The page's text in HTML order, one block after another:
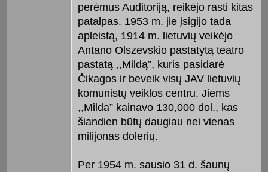
perėmus Auditoriją, reikėjo rasti kitas
patalpas. 1953 m. jie įsigijo tada
apleistą, 1914 m. lietuvių veikėjo
Antano Olszevskio pastatytą teatro
pastatą ,,Mildą”, kuris pasidarė
Čikagos ir beveik visų JAV lietuvių
komunistų veiklos centru. Jiems
,,Milda” kainavo 130,000 dol., kas
šiandien būtų daugiau nei vienas
milijonas dolerių.
Per 1954 m. sausio 31 d. šaunų